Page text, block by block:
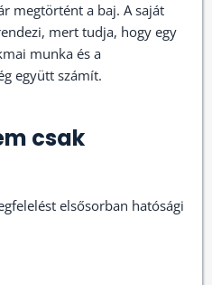
megtörtént a baj. A saját
mert tudja, hogy egy
munka és a
együtt számít.
csak
elsősorban hatósági